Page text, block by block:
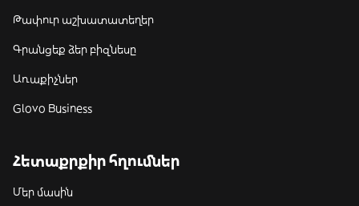
Թափուր աշխատատեղեր
Գրանցեք ձեր բիզնեսը
Առաքիչներ
Glovo Business
Հետաքրքիր հղումներ
Մեր մասին